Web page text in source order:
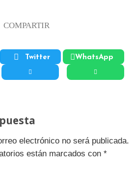
COMPARTIR
Twitter WhatsApp
electrónico no será publicada.
están marcados con *